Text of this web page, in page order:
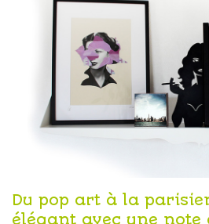
Du pop art à la
élégant avec une note